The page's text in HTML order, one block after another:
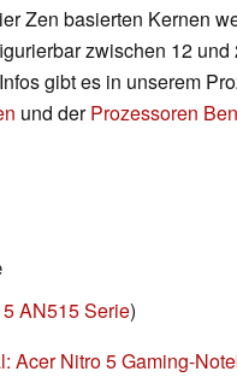
Zen basierten Kernen
zwischen 12 und
gibt es in unserem
und derProzessoren
AN515 Serie)
Acer Nitro 5 Gaming-